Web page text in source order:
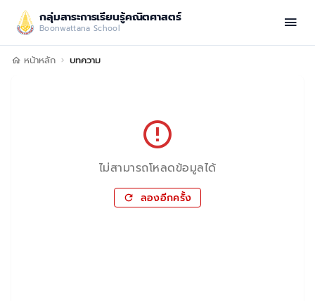
กลุ่มสาระการเรียนรู้คณิตศาสตร์
Boonwattana School
หน้าหลัก บทความ
ไม่สามารถโหลดข้อมูลได้
ลองอีกครั้ง